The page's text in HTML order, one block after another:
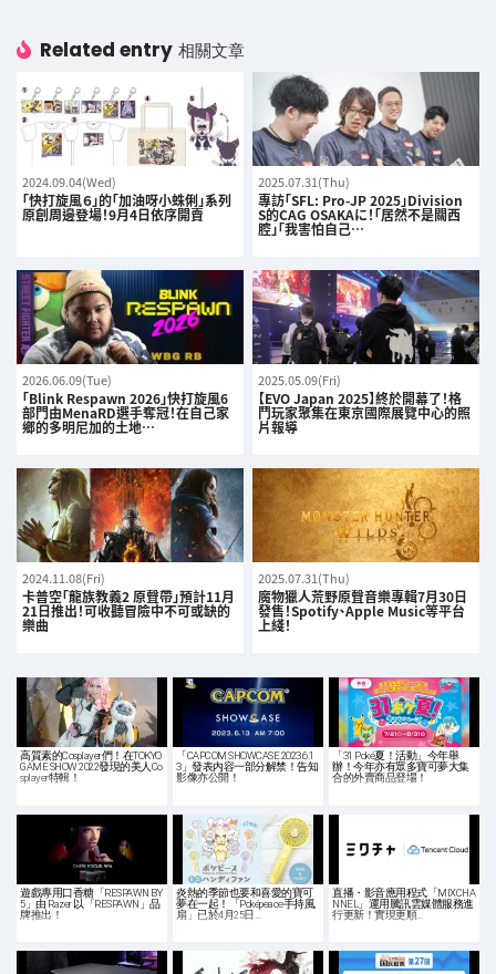
Related entry 相關文章
2024.09.04(Wed)
「快打旋風６」的「加油呀小蛛俐」系列
原創周邊登場！9月4日依序開賣
2025.07.31(Thu)
專訪「SFL: Pro-JP 2025」Division
S的CAG OSAKAに！「居然不是關西
腔」「我害怕自己…
2026.06.09(Tue)
「Blink Respawn 2026」快打旋風6
部門由MenaRD選手奪冠！在自己家
鄉的多明尼加的土地…
2025.05.09(Fri)
【EVO Japan 2025】終於開幕了！格
鬥玩家聚集在東京國際展覽中心的照
片報導
2024.11.08(Fri)
卡普空「龍族教義2 原聲帶」預計11月
21日推出！可收聽冒險中不可或缺的
樂曲
2025.07.31(Thu)
魔物獵人荒野原聲音樂專輯7月30日
發售！Spotify、Apple Music等平台
上綫！
高質素的Cosplayer們！在TOKYO
GAME SHOW 2022發現的美人Co
splayer特輯！
「CAPCOM SHOWCASE 2023.6.1
3」發表内容一部分解禁！告知
影像亦公開！
「31 Poké夏！活動」今年舉
辦！今年亦有眾多寶可夢大集
合的外賣商品登場！
遊戲專用口香糖「RESPAWN BY
5」由 Razer 以「RESPAWN」品
牌推出！
炎熱的季節也要和喜愛的寶可
夢在一起！「Poképeace手持風
扇」已於4月25日…
直播・影音應用程式「MIXCHA
NNEL」運用騰訊雲媒體服務進
行更新！實現更順…